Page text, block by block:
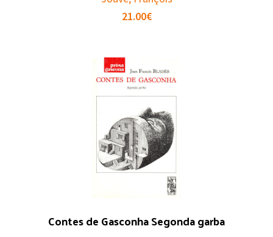
21.00€
Contes de Gasconha Segonda garba